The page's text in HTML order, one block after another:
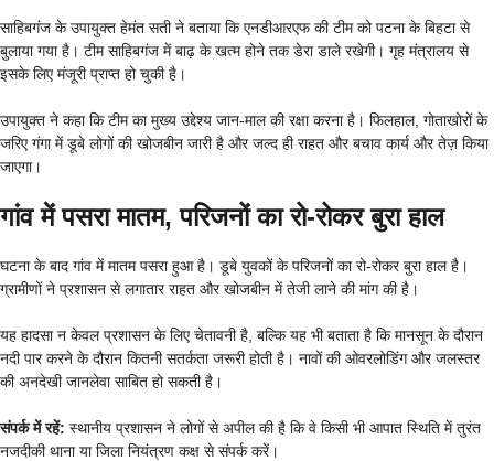
साहिबगंज के उपायुक्त हेमंत सती ने बताया कि एनडीआरएफ की टीम को पटना के बिहटा से
बुलाया गया है। टीम साहिबगंज में बाढ़ के खत्म होने तक डेरा डाले रखेगी। गृह मंत्रालय से
इसके लिए मंजूरी प्राप्त हो चुकी है।
उपायुक्त ने कहा कि टीम का मुख्य उद्देश्य जान-माल की रक्षा करना है। फिलहाल, गोताखोरों के
जरिए गंगा में डूबे लोगों की खोजबीन जारी है और जल्द ही राहत और बचाव कार्य और तेज़ किया
जाएगा।
गांव में पसरा मातम, परिजनों का रो-रोकर बुरा हाल
घटना के बाद गांव में मातम पसरा हुआ है। डूबे युवकों के परिजनों का रो-रोकर बुरा हाल है।
ग्रामीणों ने प्रशासन से लगातार राहत और खोजबीन में तेजी लाने की मांग की है।
यह हादसा न केवल प्रशासन के लिए चेतावनी है, बल्कि यह भी बताता है कि मानसून के दौरान
नदी पार करने के दौरान कितनी सतर्कता जरूरी होती है। नावों की ओवरलोडिंग और जलस्तर
की अनदेखी जानलेवा साबित हो सकती है।
संपर्क में रहें: स्थानीय प्रशासन ने लोगों से अपील की है कि वे किसी भी आपात स्थिति में तुरंत
नजदीकी थाना या जिला नियंत्रण कक्ष से संपर्क करें।